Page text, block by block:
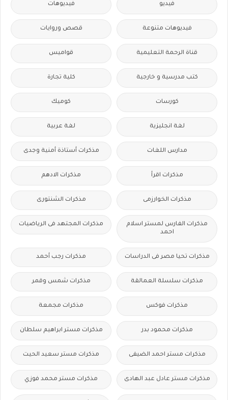
فيديو فيديوهات
فيديوهات متنوعة قصص وروايات
قناة الرحمة التعليمية قواميس
كتب مدرسية و خارجية كلية تجارة
كورسات كوميك
لغة انجليزية لغة عربية
مدارس اللغات مذكرات أستاذة أمنية وجدى
مذكرات اقرأ مذكرات الادهم
مذكرات الخوارزمى مذكرات الشنتورى
مذكرات الفارس لمستر اسلام
احمد
مذكرات المجتهد فى الرياضيات
مذكرات تحيا مصر فى الدراسات مذكرات رجب أحمد
مذكرات سلسلة العمالقة مذكرات شمس وقمر
مذكرات فوكس مذكرات مجمعة
مذكرات محمود بدر مذكرات مستر ابراهيم سلطان
مذكرات مستر احمد الضيفى مذكرات مستر سعيد الحيت
مذكرات مستر عادل عبد الهادى مذكرات مستر محمد فوزي